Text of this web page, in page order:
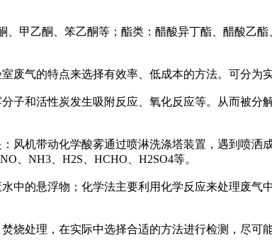
甲乙酮、笨乙酮等；酯类：醋酸异丁酯、醋酸乙
气的特点来选择有效率、低成本的方法。可分为
子和活性炭发生吸附反应、氧化反应等。从而被分
风机带动化学酸雾通过喷淋洗涤塔装置，遇到喷洒
、NH3、H2S、HCHO、H2SO4等。
中的悬浮物；化学法主要利用化学反应来处理废气
烧处理，在实际中选择合适的方法进行检测，尽可